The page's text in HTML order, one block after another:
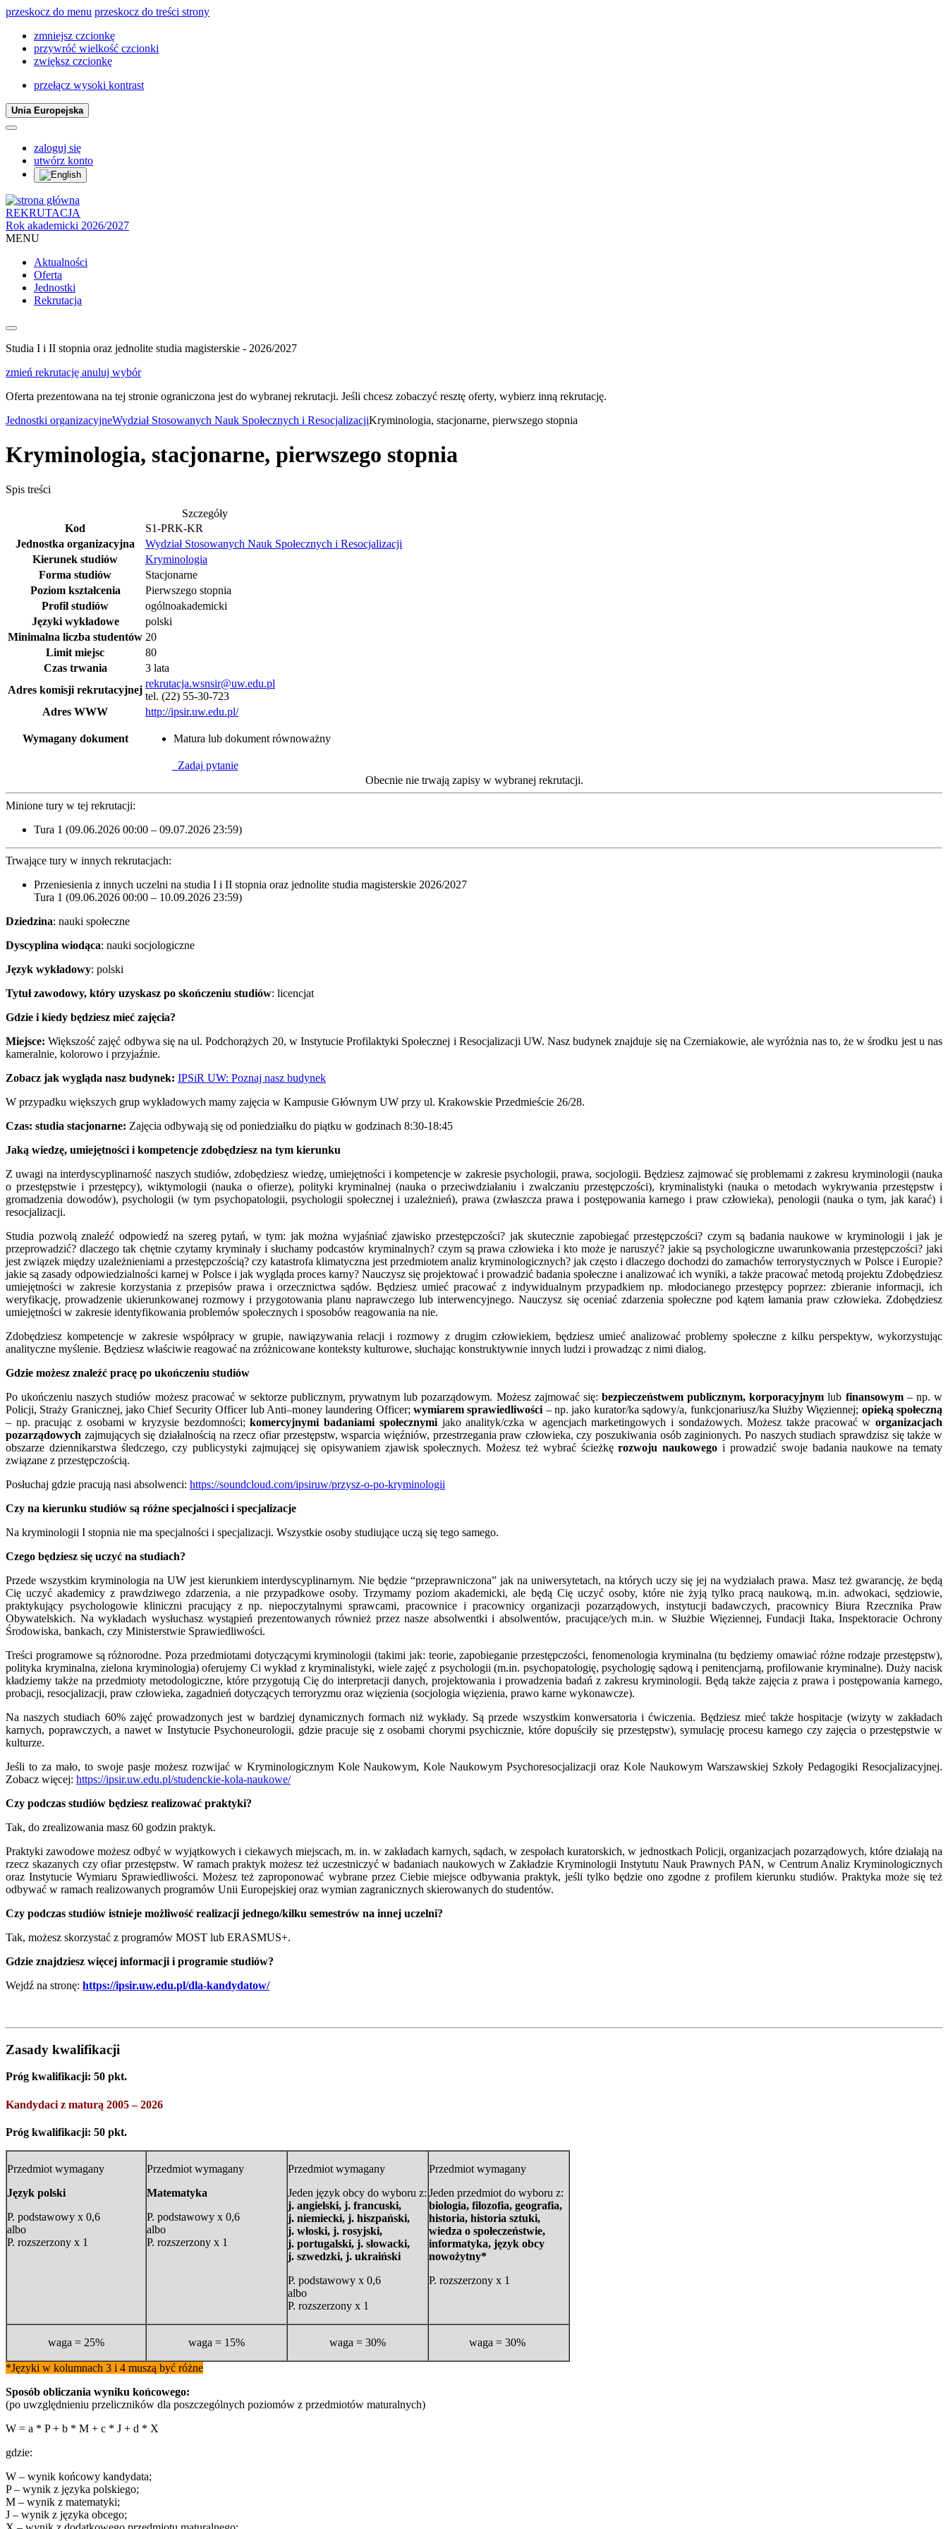
przeskocz do menu przeskocz do treści strony
zmniejsz czcionkę
przywróć wielkość czcionki
zwiększ czcionkę
przełącz wysoki kontrast
Unia Europejska
zaloguj się
utwórz konto
REKRUTACJA
Rok akademicki 2026/2027
MENU
Aktualności
Oferta
Jednostki
Rekrutacja
Studia I i II stopnia oraz jednolite studia magisterskie - 2026/2027
zmień rekrutację anuluj wybór
Oferta prezentowana na tej stronie ograniczona jest do wybranej rekrutacji. Jeśli chcesz zobaczyć resztę oferty, wybierz inną rekrutację.
Jednostki organizacyjneWydział Stosowanych Nauk Społecznych i ResocjalizacjiKryminologia, stacjonarne, pierwszego stopnia
Kryminologia, stacjonarne, pierwszego stopnia
Spis treści
Szczegóły
Kod
S1-PRK-KR
Jednostka organizacyjna
Wydział Stosowanych Nauk Społecznych i Resocjalizacji
Kierunek studiów
Kryminologia
Forma studiów
Stacjonarne
Poziom kształcenia
Pierwszego stopnia
Profil studiów
ogólnoakademicki
Języki wykładowe
polski
Minimalna liczba studentów 20
Limit miejsc
80
Czas trwania
3 lata
Adres komisji rekrutacyjnej
rekrutacja.wsnsir@uw.edu.pl
tel. (22) 55-30-723
Adres WWW
http://ipsir.uw.edu.pl/
Wymagany dokument Matura lub dokument równoważny
Zadaj pytanie
Obecnie nie trwają zapisy w wybranej rekrutacji.
Minione tury w tej rekrutacji:
Tura 1 (09.06.2026 00:00 – 09.07.2026 23:59)
Trwające tury w innych rekrutacjach:
Przeniesienia z innych uczelni na studia I i II stopnia oraz jednolite studia magisterskie 2026/2027
Tura 1 (09.06.2026 00:00 – 10.09.2026 23:59)
Dziedzina: nauki społeczne
Dyscyplina wiodąca: nauki socjologiczne
Język wykładowy: polski
Tytuł zawodowy, który uzyskasz po skończeniu studiów: licencjat
Gdzie i kiedy będziesz mieć zajęcia?
Miejsce:Większość zajęć odbywa się na ul. Podchorążych 20, w Instytucie Profilaktyki Społecznej i Resocjalizacji UW. Nasz budynek znajduje się na Czerniakowie, ale wyróżnia nas to, że w środku jest u nas
kameralnie, kolorowo i przyjaźnie.
Zobacz jak wygląda nasz budynek: IPSiR UW: Poznaj nasz budynek
W przypadku większych grup wykładowych mamy zajęcia w Kampusie Głównym UW przy ul. Krakowskie Przedmieście 26/28.
Czas: studia stacjonarne: Zajęcia odbywają się od poniedziałku do piątku w godzinach 8:30-18:45
Jaką wiedzę, umiejętności i kompetencje zdobędziesz na tym kierunku
Z uwagi na interdyscyplinarność naszych studiów, zdobędziesz wiedzę, umiejętności i kompetencje w zakresie psychologii, prawa, socjologii. Będziesz zajmować się problemami z zakresu kryminologii (nauka
o przestępstwie i przestępcy), wiktymologii (nauka o ofierze), polityki kryminalnej (nauka o przeciwdziałaniu i zwalczaniu przestępczości), kryminalistyki (nauka o metodach wykrywania przestępstw i
gromadzenia dowodów), psychologii (w tym psychopatologii, psychologii społecznej i uzależnień), prawa (zwłaszcza prawa i postępowania karnego i praw człowieka), penologii (nauka o tym, jak karać) i
resocjalizacji.
Studia pozwolą znaleźć odpowiedź na szereg pytań, w tym: jak można wyjaśniać zjawisko przestępczości? jak skutecznie zapobiegać przestępczości? czym są badania naukowe w kryminologii i jak je
przeprowadzić? dlaczego tak chętnie czytamy kryminały i słuchamy podcastów kryminalnych? czym są prawa człowieka i kto może je naruszyć? jakie są psychologiczne uwarunkowania przestępczości? jaki
jest związek między uzależnieniami a przestępczością? czy katastrofa klimatyczna jest przedmiotem analiz kryminologicznych? jak często i dlaczego dochodzi do zamachów terrorystycznych w Polsce i Europie?
jakie są zasady odpowiedzialności karnej w Polsce i jak wygląda proces karny? Nauczysz się projektować i prowadzić badania społeczne i analizować ich wyniki, a także pracować metodą projektu Zdobędziesz
umiejętności w zakresie korzystania z przepisów prawa i orzecznictwa sądów. Będziesz umieć pracować z indywidualnym przypadkiem np. młodocianego przestępcy poprzez: zbieranie informacji, ich
weryfikację, prowadzenie ukierunkowanej rozmowy i przygotowania planu naprawczego lub interwencyjnego. Nauczysz się oceniać zdarzenia społeczne pod kątem łamania praw człowieka. Zdobędziesz
umiejętności w zakresie identyfikowania problemów społecznych i sposobów reagowania na nie.
Zdobędziesz kompetencje w zakresie współpracy w grupie, nawiązywania relacji i rozmowy z drugim człowiekiem, będziesz umieć analizować problemy społeczne z kilku perspektyw, wykorzystując
analityczne myślenie. Będziesz właściwie reagować na zróżnicowane konteksty kulturowe, słuchając konstruktywnie innych ludzi i prowadząc z nimi dialog.
Gdzie możesz znaleźć pracę po ukończeniu studiów
Po ukończeniu naszych studiów możesz pracować w sektorze publicznym, prywatnym lub pozarządowym. Możesz zajmować się:bezpieczeństwem publicznym, korporacyjnymlub finansowym– np. w
Policji, Straży Granicznej, jako Chief Security Officer lub Anti–money laundering Officer; wymiarem sprawiedliwości – np. jako kurator/ka sądowy/a, funkcjonariusz/ka Służby Więziennej; opieką społeczną
– np. pracując z osobami w kryzysie bezdomności;komercyjnymi badaniami społecznymijako analityk/czka w agencjach marketingowych i sondażowych. Możesz także pracować worganizacjach
pozarządowych zajmujących się działalnością na rzecz ofiar przestępstw, wsparcia więźniów, przestrzegania praw człowieka, czy poszukiwania osób zaginionych. Po naszych studiach sprawdzisz się także w
obszarze dziennikarstwa śledczego, czy publicystyki zajmującej się opisywaniem zjawisk społecznych. Możesz też wybrać ścieżkęrozwoju naukowego i prowadzić swoje badania naukowe na tematy
związane z przestępczością.
Posłuchaj gdzie pracują nasi absolwenci: https://soundcloud.com/ipsiruw/przysz-o-po-kryminologii
Czy na kierunku studiów są różne specjalności i specjalizacje
Na kryminologii I stopnia nie ma specjalności i specjalizacji. Wszystkie osoby studiujące uczą się tego samego.
Czego będziesz się uczyć na studiach?
Przede wszystkim kryminologia na UW jest kierunkiem interdyscyplinarnym. Nie będzie “przeprawniczona” jak na uniwersytetach, na których uczy się jej na wydziałach prawa. Masz też gwarancję, że będą
Cię uczyć akademicy z prawdziwego zdarzenia, a nie przypadkowe osoby. Trzymamy poziom akademicki, ale będą Cię uczyć osoby, które nie żyją tylko pracą naukową, m.in. adwokaci, sędziowie,
praktykujący psychologowie kliniczni pracujący z np. niepoczytalnymi sprawcami, pracownice i pracownicy organizacji pozarządowych, instytucji badawczych, pracownicy Biura Rzecznika Praw
Obywatelskich. Na wykładach wysłuchasz wystąpień prezentowanych również przez nasze absolwentki i absolwentów, pracujące/ych m.in. w Służbie Więziennej, Fundacji Itaka, Inspektoracie Ochrony
Środowiska, bankach, czy Ministerstwie Sprawiedliwości.
Treści programowe są różnorodne. Poza przedmiotami dotyczącymi kryminologii (takimi jak: teorie, zapobieganie przestępczości, fenomenologia kryminalna (tu będziemy omawiać różne rodzaje przestępstw),
polityka kryminalna, zielona kryminologia) oferujemy Ci wykład z kryminalistyki, wiele zajęć z psychologii (m.in. psychopatologię, psychologię sądową i penitencjarną, profilowanie kryminalne). Duży nacisk
kładziemy także na przedmioty metodologiczne, które przygotują Cię do interpretacji danych, projektowania i prowadzenia badań z zakresu kryminologii. Będą także zajęcia z prawa i postępowania karnego,
probacji, resocjalizacji, praw człowieka, zagadnień dotyczących terroryzmu oraz więzienia (socjologia więzienia, prawo karne wykonawcze).
Na naszych studiach 60% zajęć prowadzonych jest w bardziej dynamicznych formach niż wykłady. Są przede wszystkim konwersatoria i ćwiczenia. Będziesz mieć także hospitacje (wizyty w zakładach
karnych, poprawczych, a nawet w Instytucie Psychoneurologii, gdzie pracuje się z osobami chorymi psychicznie, które dopuściły się przestępstw), symulację procesu karnego czy zajęcia o przestępstwie w
kulturze.
Jeśli to za mało, to swoje pasje możesz rozwijać w Kryminologicznym Kole Naukowym, Kole Naukowym Psychoresocjalizacji oraz Kole Naukowym Warszawskiej Szkoły Pedagogiki Resocjalizacyjnej.
Zobacz więcej: https://ipsir.uw.edu.pl/studenckie-kola-naukowe/
Czy podczas studiów będziesz realizować praktyki?
Tak, do zrealizowania masz 60 godzin praktyk.
Praktyki zawodowe możesz odbyć w wyjątkowych i ciekawych miejscach, m. in. w zakładach karnych, sądach, w zespołach kuratorskich, w jednostkach Policji, organizacjach pozarządowych, które działają na
rzecz skazanych czy ofiar przestępstw. W ramach praktyk możesz też uczestniczyć w badaniach naukowych w Zakładzie Kryminologii Instytutu Nauk Prawnych PAN, w Centrum Analiz Kryminologicznych
oraz Instytucie Wymiaru Sprawiedliwości. Możesz też zaproponować wybrane przez Ciebie miejsce odbywania praktyk, jeśli tylko będzie ono zgodne z profilem kierunku studiów. Praktyka może się też
odbywać w ramach realizowanych programów Unii Europejskiej oraz wymian zagranicznych skierowanych do studentów.
Czy podczas studiów istnieje możliwość realizacji jednego/kilku semestrów na innej uczelni?
Tak, możesz skorzystać z programów MOST lub ERASMUS+.
Gdzie znajdziesz więcej informacji i programie studiów?
Wejdź na stronę: https://ipsir.uw.edu.pl/dla-kandydatow/
Zasady kwalifikacji
Próg kwalifikacji: 50 pkt.
Kandydaci z maturą 2005 – 2026
Próg kwalifikacji: 50 pkt.
Przedmiot wymagany
Język polski
P. podstawowy x 0,6
albo
P. rozszerzony x 1
Przedmiot wymagany
Matematyka
P. podstawowy x 0,6
albo
P. rozszerzony x 1
Przedmiot wymagany
Jeden język obcy do wyboru z:
j. angielski, j. francuski,
j. niemiecki, j. hiszpański,
j. włoski, j. rosyjski,
j. portugalski, j. słowacki,
j. szwedzki, j. ukraiński
P. podstawowy x 0,6
albo
P. rozszerzony x 1
Przedmiot wymagany
Jeden przedmiot do wyboru z:
biologia, filozofia, geografia,
historia, historia sztuki,
wiedza o społeczeństwie,
informatyka, język obcy
nowożytny*
P. rozszerzony x 1
waga = 25% waga = 15% waga = 30% waga = 30%
*Języki w kolumnach 3 i 4 muszą być różne
Sposób obliczania wyniku końcowego:
(po uwzględnieniu przeliczników dla poszczególnych poziomów z przedmiotów maturalnych)
W = a * P + b * M + c * J + d * X
gdzie:
W – wynik końcowy kandydata;
P – wynik z języka polskiego;
M – wynik z matematyki;
J – wynik z języka obcego;